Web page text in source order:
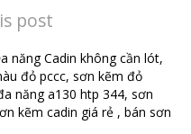
post
năng Cadin không cần lót,
đỏ pccc, sơn kẽm đỏ
năng a130 htp 344, sơn
kẽm cadin giá rẻ , bán sơn